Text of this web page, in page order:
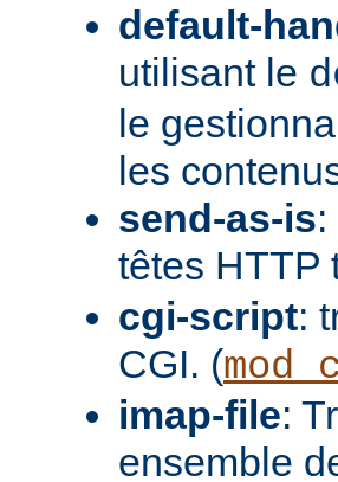
default-
utilisant le
le
les
send-as-is
têtes HTTP
cgi-script:
CGI. (
imap-file:
ensemble